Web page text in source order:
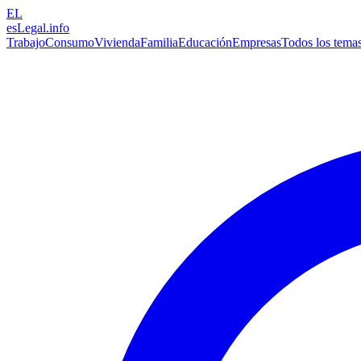
EL
esLegal.info
TrabajoConsumoViviendaFamiliaEducaciónEmpresasTodos los